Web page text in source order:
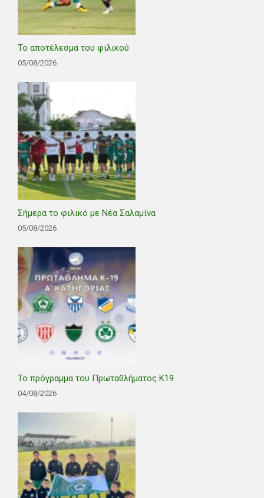
Το αποτέλεσμα του φιλικού
05/08/2026
Σήμερα το φιλικό με Νέα Σαλαμίνα
05/08/2026
Το πρόγραμμα του Πρωταθλήματος Κ19
04/08/2026